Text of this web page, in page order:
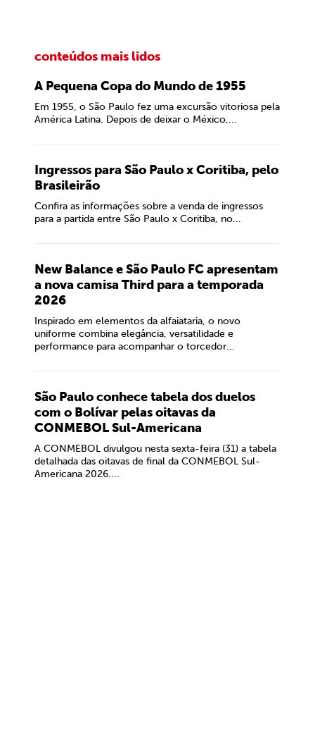
conteúdos mais lidos
A Pequena Copa do Mundo de 1955
Em 1955, o São Paulo fez uma excursão vitoriosa pela
América Latina. Depois de deixar o México,...
Ingressos para São Paulo x Coritiba, pelo
Brasileirão
Confira as informações sobre a venda de ingressos
para a partida entre São Paulo x Coritiba, no...
New Balance e São Paulo FC apresentam
a nova camisa Third para a temporada
2026
Inspirado em elementos da alfaiataria, o novo
uniforme combina elegância, versatilidade e
performance para acompanhar o torcedor...
São Paulo conhece tabela dos duelos
com o Bolívar pelas oitavas da
CONMEBOL Sul-Americana
A CONMEBOL divulgou nesta sexta-feira (31) a tabela
detalhada das oitavas de final da CONMEBOL Sul-
Americana 2026....